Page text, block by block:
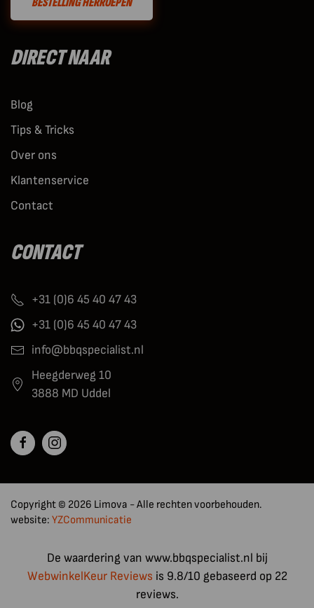
DIRECT NAAR
Blog
Tips & Tricks
Over ons
Klantenservice
Contact
CONTACT
+31 (0)6 45 40 47 43
+31 (0)6 45 40 47 43
info@bbqspecialist.nl
Heegderweg 10
3888 MD Uddel
Copyright © 2026 Limova - Alle rechten voorbehouden.
website: YZCommunicatie
De waardering van www.bbqspecialist.nl bij
WebwinkelKeur Reviews is 9.8/10 gebaseerd op 22
reviews.